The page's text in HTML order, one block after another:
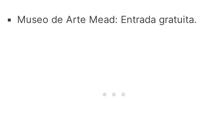
Museo de Arte Mead: Entrada gratuita.